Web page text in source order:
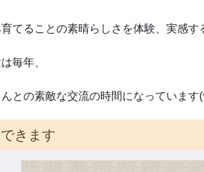
てることの素晴らしさを体験、実感す
毎年、
との素敵な交流の時間になっています
きます